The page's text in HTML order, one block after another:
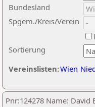
Sortierung
Bundesland
Spgem./Kreis/Verein
Vereinslisten:Wien
Pnr:124278 Name: David